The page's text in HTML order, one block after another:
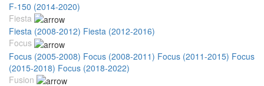
F-150 (2014-2020)
Fiesta
Fiesta (2008-2012) Fiesta (2012-2016)
Focus
Focus (2005-2008) Focus (2008-2011) Focus (2011-2015) Focus
(2015-2018) Focus (2018-2022)
Fusion